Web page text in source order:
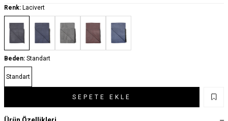
Renk: Lacivert
Beden: Standart
Standart
SEPETE EKLE